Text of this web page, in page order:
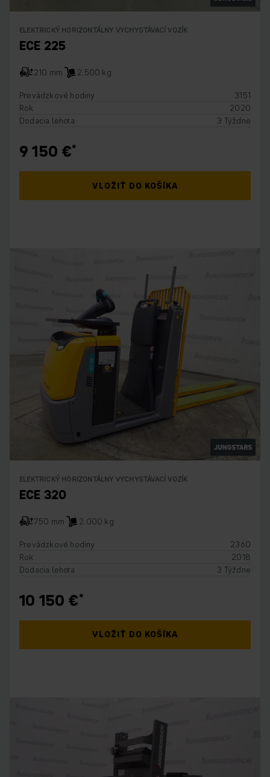
ELEKTRICKÝ HORIZONTÁLNY VYCHYSTÁVACÍ VOZÍK
ECE 225
210 mm
2.500 kg
Prevádzkové hodiny
3151
Rok
2020
Dodacia lehota
3 Týždne
9 150 €
VLOŽIŤ DO KOŠÍKA
ELEKTRICKÝ HORIZONTÁLNY VYCHYSTÁVACÍ VOZÍK
ECE 320
750 mm
2.000 kg
Prevádzkové hodiny
2360
Rok
2018
Dodacia lehota
3 Týždne
10 150 €
VLOŽIŤ DO KOŠÍKA